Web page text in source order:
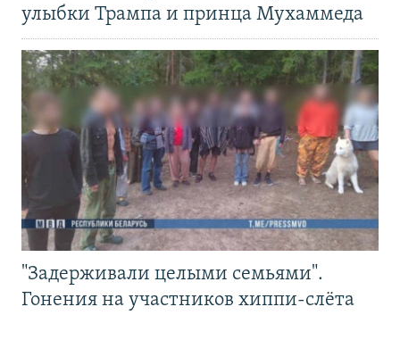
улыбки Трампа и принца Мухаммеда
"Задерживали целыми семьями".
Гонения на участников хиппи-слёта